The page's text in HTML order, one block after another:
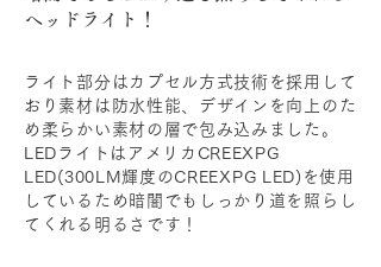
ヘッドライト！
ライト部分はカプセル方式技術を採用して
おり素材は防水性能、デザインを向上のた
め柔らかい素材の層で包み込みました。
LEDライトはアメリカCREEXPG
LED(300LM輝度のCREEXPG LED)を使用
しているため暗闇でもしっかり道を照らし
てくれる明るさです！